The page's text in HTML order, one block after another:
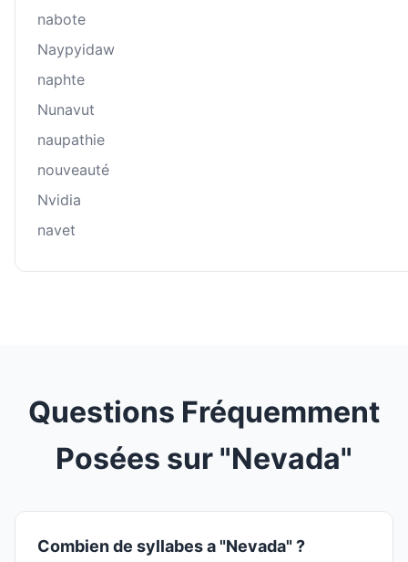
nabote
Naypyidaw
naphte
Nunavut
naupathie
nouveauté
Nvidia
navet
Questions Fréquemment
Posées sur "Nevada"
Combien de syllabes a "Nevada" ?